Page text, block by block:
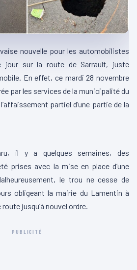
nouvelle pour les automobilistes
jour sur la route de Sarrault, juste
En effet, ce mardi 28 novembre
par les services de la municipalité du
partiel d’une partie de la
il y a quelques semaines, des
prises avec la mise en place d’une
le trou ne cesse de
obligeant la mairie du Lamentin à
jusqu’à nouvel ordre.
PUBLICITÉ